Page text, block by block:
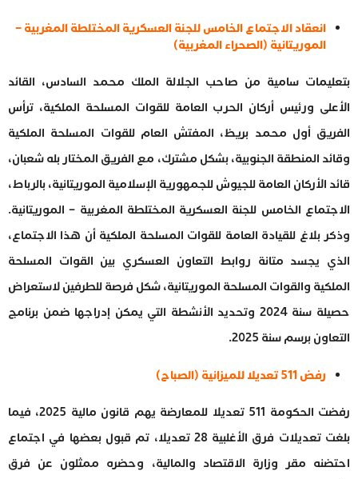
انعقاد الاجتماع الخامس للجنة العسكرية المختلطة المغربية –
الموريتانية (الصحراء المغربية)
بتعليمات سامية من صاحب الجلالة الملك محمد السادس، القائد
الأعلى ورئيس أركان الحرب العامة للقوات المسلحة الملكية، ترأس
الفريق أول محمد بريظ، المفتش العام للقوات المسلحة الملكية
وقائد المنطقة الجنوبية، بشكل مشترك، مع الفريق المختار بله شعبان،
قائد الأركان العامة للجيوش للجمهورية الإسلامية الموريتانية، بالرباط،
الاجتماع الخامس للجنة العسكرية المختلطة المغربية – الموريتانية.
وذكر بلاغ للقيادة العامة للقوات المسلحة الملكية أن هذا الاجتماع،
الذي يجسد متانة روابط التعاون العسكري بين القوات المسلحة
الملكية والقوات المسلحة الموريتانية، شكل فرصة للطرفين لاستعراض
حصيلة سنة 2024 وتحديد الأنشطة التي يمكن إدراجها ضمن برنامج
التعاون برسم سنة 2025.
رفض 511 تعديلا للميزانية (الصباح)
رفضت الحكومة 511 تعديلا للمعارضة يهم قانون مالية 2025، فيما
بلغت تعديلات فرق الأغلبية 28 تعديلا، تم قبول بعضها في اجتماع
احتضنه مقر وزارة الاقتصاد والمالية، وحضره ممثلون عن فرق